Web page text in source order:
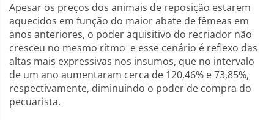
Apesar os preços dos animais de reposição estarem
aquecidos em função do maior abate de fêmeas em
anos anteriores, o poder aquisitivo do recriador não
cresceu no mesmo ritmo e esse cenário é reflexo das
altas mais expressivas nos insumos, que no intervalo
de um ano aumentaram cerca de 120,46% e 73,85%,
respectivamente, diminuindo o poder de compra do
pecuarista.